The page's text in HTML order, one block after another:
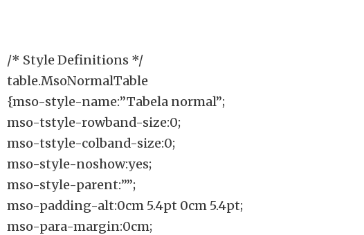
/* Style Definitions */
table.MsoNormalTable
{mso-style-name:”Tabela normal”;
mso-tstyle-rowband-size:0;
mso-tstyle-colband-size:0;
mso-style-noshow:yes;
mso-style-parent:””;
mso-padding-alt:0cm 5.4pt 0cm 5.4pt;
mso-para-margin:0cm;